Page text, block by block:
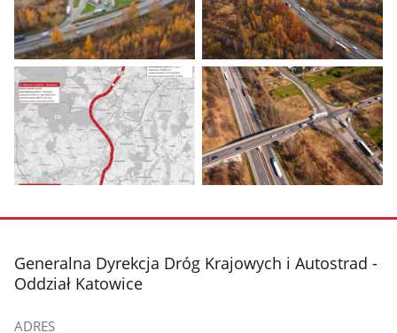
Pokaż
zdjęcie
1
z
galerii.
Pokaż
zdjęcie
2
z
galerii.
zdjęcie
galerii.
zdjęcie
galerii.
stopka
Generalna Dyrekcja Dróg Krajowych i Autostrad -
Oddział Katowice
ADRES